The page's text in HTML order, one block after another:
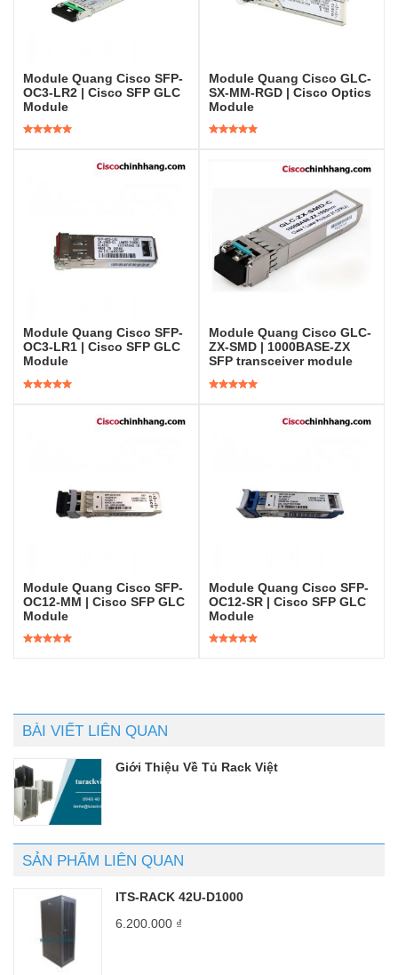
Module Quang Cisco SFP-
OC3-LR2 | Cisco SFP GLC
Module
Module Quang Cisco GLC-
SX-MM-RGD | Cisco Optics
Module
Module Quang Cisco SFP-
OC3-LR1 | Cisco SFP GLC
Module
Module Quang Cisco GLC-
ZX-SMD | 1000BASE-ZX
SFP transceiver module
Module Quang Cisco SFP-
OC12-MM | Cisco SFP GLC
Module
Module Quang Cisco SFP-
OC12-SR | Cisco SFP GLC
Module
BÀI VIẾT LIÊN QUAN
Giới Thiệu Về Tủ Rack Việt
SẢN PHẨM LIÊN QUAN
ITS-RACK 42U-D1000
6.200.000 ₫